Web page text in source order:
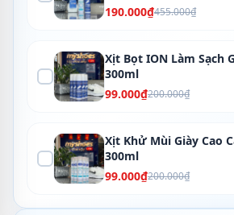
190.000₫455.000₫
Xịt Bọt ION Làm Sạch
300ml
99.000₫200.000₫
Xịt Khử Mùi Giày Cao
300ml
99.000₫200.000₫